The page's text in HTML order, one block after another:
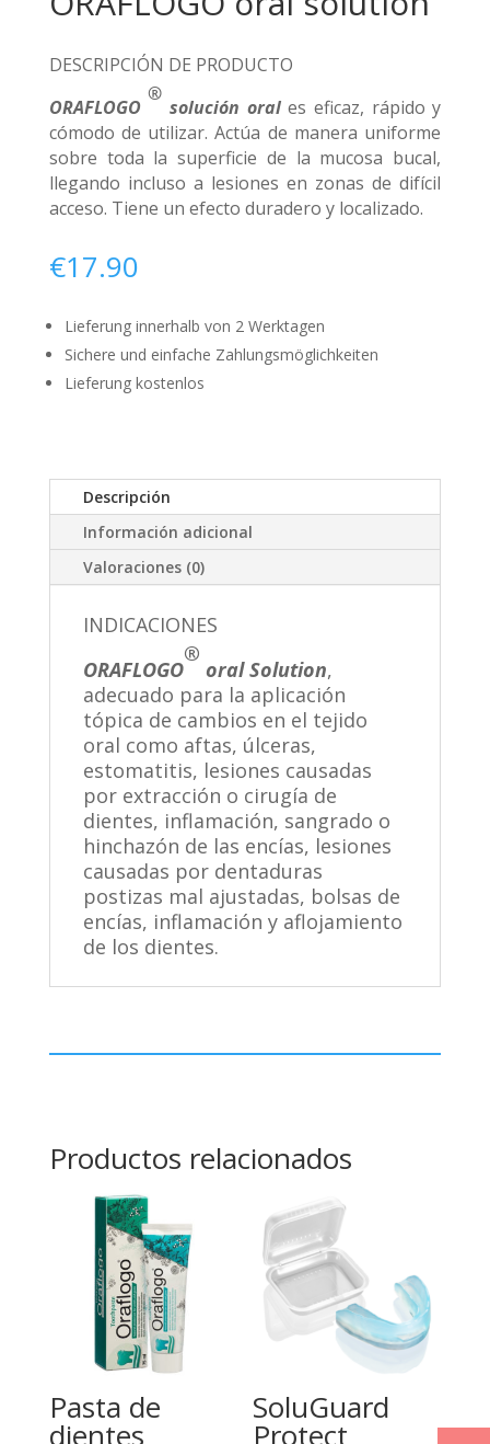
DESCRIPCIÓN DE PRODUCTO
ORAFLOGO
®
solución orales eficaz, rápido y
cómodo de utilizar. Actúa de manera uniforme
sobre toda la superficie de la mucosa bucal,
llegando incluso a lesiones en zonas de difícil
acceso. Tiene un efecto duradero y localizado.
€17.90
Lieferung innerhalb von 2 Werktagen
Sichere und einfache Zahlungsmöglichkeiten
Lieferung kostenlos
Descripción
Información adicional
Valoraciones (0)
INDICACIONES
ORAFLOGO
®
oral Solution,
adecuado para la aplicación
tópica de cambios en el tejido
oral como aftas, úlceras,
estomatitis, lesiones causadas
por extracción o cirugía de
dientes, inflamación, sangrado o
hinchazón de las encías, lesiones
causadas por dentaduras
postizas mal ajustadas, bolsas de
encías, inflamación y aflojamiento
de los dientes.
Productos relacionados
Pasta de
dientes
SoluGuard
Protect